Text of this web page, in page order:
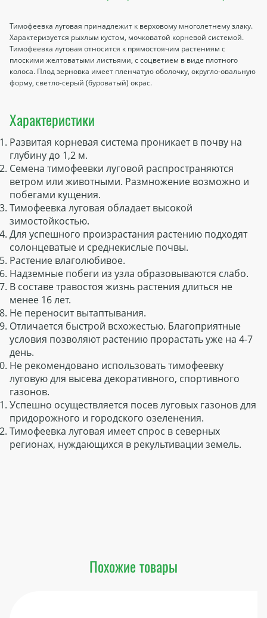
Тимофеевка луговая принадлежит к верховому многолетнему злаку.
Характеризуется рыхлым кустом, мочковатой корневой системой.
Тимофеевка луговая относится к прямостоячим растениям с
плоскими желтоватыми листьями, с соцветием в виде плотного
колоса. Плод зерновка имеет пленчатую оболочку, округло-овальную
форму, светло-серый (буроватый) окрас.
Характеристики
Развитая корневая система проникает в почву на
глубину до 1,2 м.
Семена тимофеевки луговой распространяются
ветром или животными. Размножение возможно и
побегами кущения.
Тимофеевка луговая обладает высокой
зимостойкостью.
Для успешного произрастания растению подходят
солонцеватые и среднекислые почвы.
Растение влаголюбивое.
Надземные побеги из узла образовываются слабо.
В составе травостоя жизнь растения длиться не
менее 16 лет.
Не переносит вытаптывания.
Отличается быстрой всхожестью. Благоприятные
условия позволяют растению прорастать уже на 4-7
день.
Не рекомендовано использовать тимофеевку
луговую для высева декоративного, спортивного
газонов.
Успешно осуществляется посев луговых газонов для
придорожного и городского озеленения.
Тимофеевка луговая имеет спрос в северных
регионах, нуждающихся в рекультивации земель.
Похожие товары